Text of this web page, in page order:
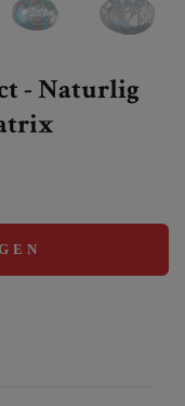
- Naturlig